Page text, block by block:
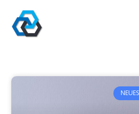
Inhalt
springen